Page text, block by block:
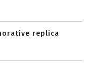
replica